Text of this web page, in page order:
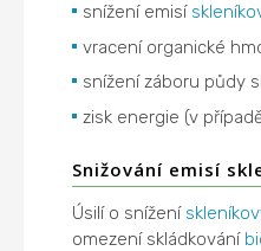
snížení emisí
vracení organické
snížení záboru půdy
zisk energie (v
Snižování emisí
Úsilí o snížení
omezení skládkování